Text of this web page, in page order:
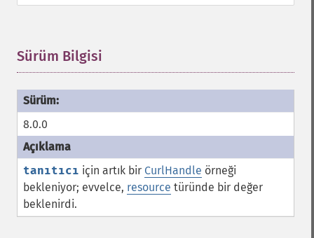
Sürüm Bilgisi
8.0.0
tanıtıcı için artık bir CurlHandle örneği
bekleniyor; evvelce, resource türünde bir değer
beklenirdi.